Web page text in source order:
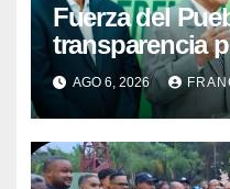
Fuerza del
transparencia
Gobierno en
Norte
AGO 6, 2026